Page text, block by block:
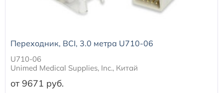
Переходник, BCI, 3.0 метра U710-06
U710-06
Unimed Medical Supplies, Inc., Китай
от 9671
Расходные материалы к аппарату Авента-М
Расходные материалы к аппаратам ИВЛ Hamilton